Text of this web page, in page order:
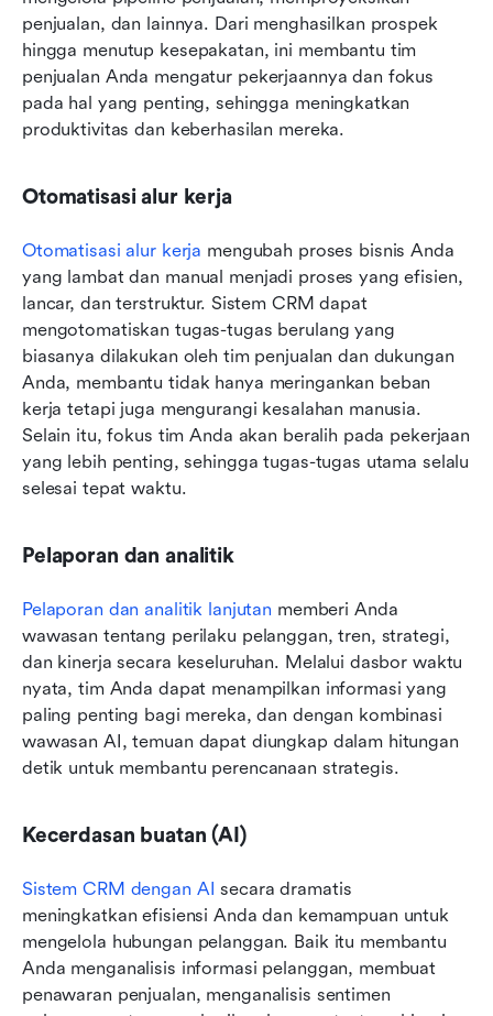
penjualan, dan lainnya. Dari menghasilkan prospek
hingga menutup kesepakatan, ini membantu tim
penjualan Anda mengatur pekerjaannya dan fokus
pada hal yang penting, sehingga meningkatkan
produktivitas dan keberhasilan mereka.
Otomatisasi alur kerja
Otomatisasi alur kerja mengubah proses bisnis Anda
yang lambat dan manual menjadi proses yang efisien,
lancar, dan terstruktur. Sistem CRM dapat
mengotomatiskan tugas-tugas berulang yang
biasanya dilakukan oleh tim penjualan dan dukungan
Anda, membantu tidak hanya meringankan beban
kerja tetapi juga mengurangi kesalahan manusia.
Selain itu, fokus tim Anda akan beralih pada pekerjaan
yang lebih penting, sehingga tugas-tugas utama selalu
selesai tepat waktu.
Pelaporan dan analitik
Pelaporan dan analitik lanjutan memberi Anda
wawasan tentang perilaku pelanggan, tren, strategi,
dan kinerja secara keseluruhan. Melalui dasbor waktu
nyata, tim Anda dapat menampilkan informasi yang
paling penting bagi mereka, dan dengan kombinasi
wawasan AI, temuan dapat diungkap dalam hitungan
detik untuk membantu perencanaan strategis.
Kecerdasan buatan (AI)
Sistem CRM dengan AI secara dramatis
meningkatkan efisiensi Anda dan kemampuan untuk
mengelola hubungan pelanggan. Baik itu membantu
Anda menganalisis informasi pelanggan, membuat
penawaran penjualan, menganalisis sentimen